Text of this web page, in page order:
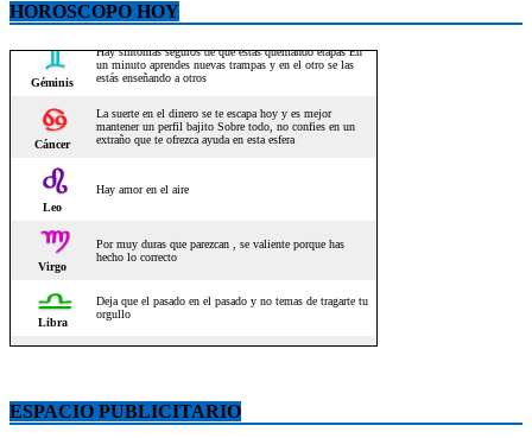
HOROSCOPO HOY
ESPACIO PUBLICITARIO